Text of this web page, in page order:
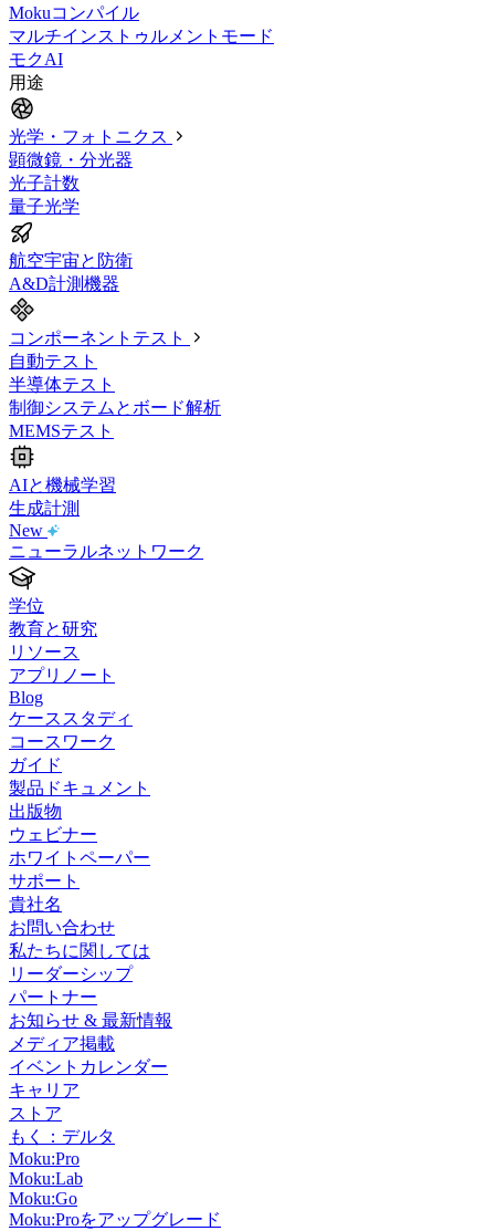
Mokuコンパイル
マルチインストゥルメントモード
モクAI
用途
光学・フォトニクス
顕微鏡・分光器
光子計数
量子光学
航空宇宙と防衛
A&D計測機器
コンポーネントテスト
自動テスト
半導体テスト
制御システムとボード解析
MEMSテスト
AIと機械学習
生成計測
New
ニューラルネットワーク
学位
教育と研究
リソース
アプリノート
Blog
ケーススタディ
コースワーク
ガイド
製品ドキュメント
出版物
ウェビナー
ホワイトペーパー
サポート
貴社名
お問い合わせ
私たちに関しては
リーダーシップ
パートナー
お知らせ & 最新情報
メディア掲載
イベントカレンダー
キャリア
ストア
もく：デルタ
Moku:Pro
Moku:Lab
Moku:Go
Moku:Proをアップグレード